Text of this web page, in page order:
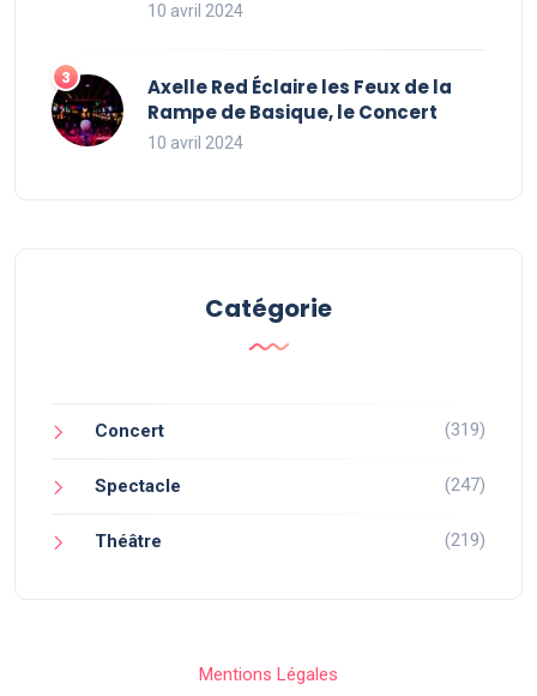
10 avril 2024
Axelle Red Éclaire les Feux de la
Rampe de Basique, le Concert
10 avril 2024
Catégorie
Concert (319)
Spectacle (247)
Théâtre (219)
Mentions Légales